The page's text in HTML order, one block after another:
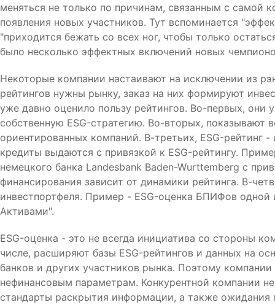
меняться не только по причинам, связанным с самой
появления новых участников. Тут вспоминается
"приходится бежать со всех ног, чтобы только
было несколько эффектных включений новых
Некоторые компании настаивают на исключении из
рейтингов нужны рынку, заказ на них формируют
уже давно оценило пользу рейтингов. Во-первых,
собственную ESG-стратегию. Во-вторых, показывают
ориентированных компаний. В-третьих, ESG-рейтинг
кредиты выдаются с привязкой к ESG-рейтингу.
немецкого банка Landesbank Baden-Wurttemberg с
финансирования зависит от динамики рейтинга. В-
инвестпортфеля. Пример - ESG-оценка БПИФов одной
Активами".
ESG-оценка - это не всегда инициатива со стороны
числе, расширяют базы ESG-рейтингов и данных на
банков и других участников рынка. Поэтому
нефинансовым параметрам. Конкурентной компании
стандарты раскрытия информации, а также